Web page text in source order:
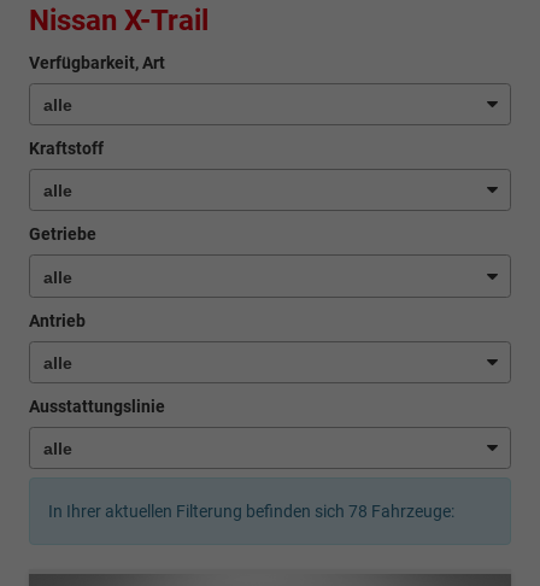
Nissan X-Trail
Verfügbarkeit, Art
Kraftstoff
Getriebe
Antrieb
Ausstattungslinie
In Ihrer aktuellen Filterung befinden sich 78 Fahrzeuge: